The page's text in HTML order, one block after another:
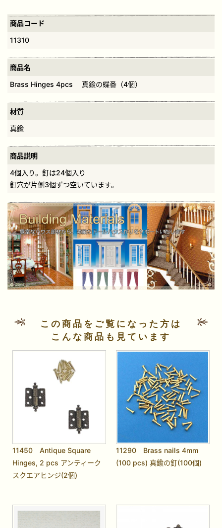
商品コード
11310
商品名
Brass Hinges 4pcs 真鍮の蝶番（4個）
材質
真鍮
商品説明
4個入り。釘は24個入り
釘穴が片側3個ずつ空いています。
この商品をご覧になった方は
こんな商品も見ています
11450 Antique Square
Hinges, 2 pcs アンティーク
スクエアヒンジ(2個)
11290 Brass nails 4mm
(100 pcs) 真鍮の釘(100個)